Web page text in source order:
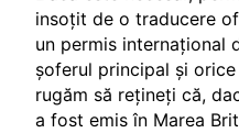
insoțit de o traducere
un permis internațional
șoferul principal și
rugăm să rețineți că,
a fost emis în Marea